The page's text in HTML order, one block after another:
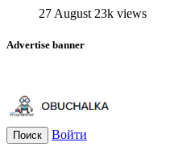
27 August 23k views
Advertise banner
Поиск Войти